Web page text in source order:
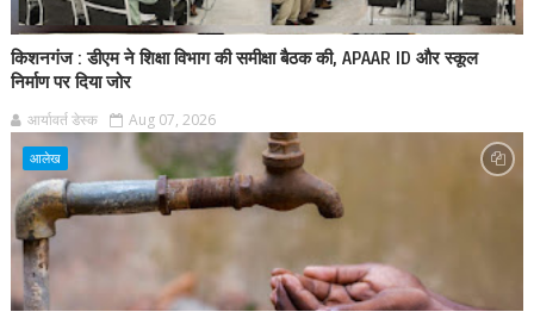
किशनगंज : डीएम ने शिक्षा विभाग की समीक्षा बैठक की, APAAR ID और स्कूल
निर्माण पर दिया जोर
आर्यावर्त डेस्क Aug 07, 2026
आलेख